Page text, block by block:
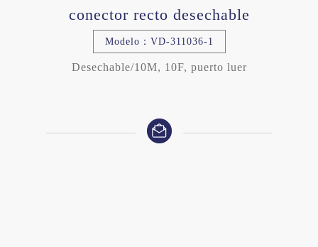
conector recto desechable
Modelo：VD-311036-1
Desechable/10M, 10F, puerto luer